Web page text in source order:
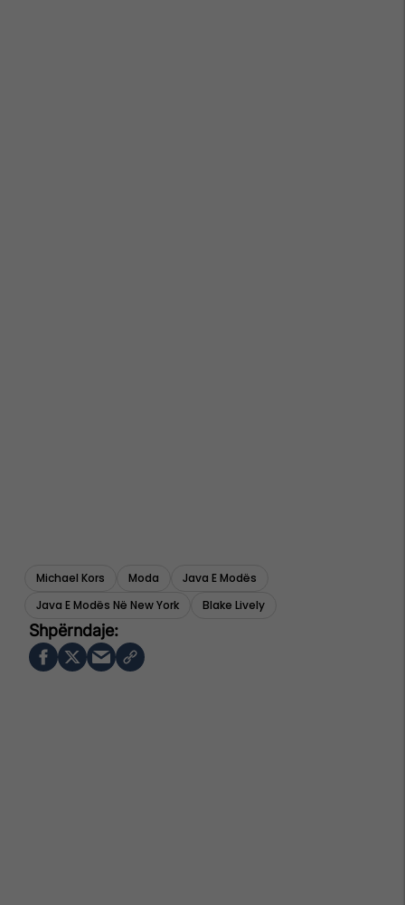
Michael Kors Moda
Java E Modës
Java E Modës Në New York
Blake Lively